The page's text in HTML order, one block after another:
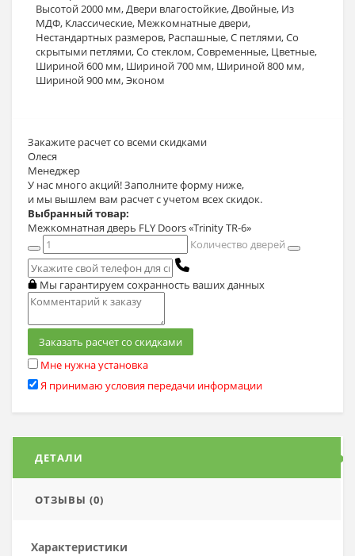
Высотой 2000 мм,Двери влагостойкие,Двойные, Из
МДФ, Классические, Межкомнатные двери,
Нестандартных размеров, Распашные,С петлями,Со
скрытыми петлями,Со стеклом,Современные, Цветные,
Шириной 600 мм, Шириной 700 мм, Шириной 800 мм,
Шириной 900 мм,Эконом
Закажите расчетсо всеми скидками
Олеся
Менеджер
У нас много акций! Заполните форму ниже,
и мы вышлем вам расчет с учетом всех скидок.
Выбранный товар:
Межкомнатная дверь FLY Doors «Trinity TR-6»
Количество дверей
Мы гарантируем сохранность ваших данных
Заказать расчет со скидками
Мне нужна установка
Я принимаю условия передачи информации
ДЕТАЛИ
ОТЗЫВЫ (0)
Характеристики